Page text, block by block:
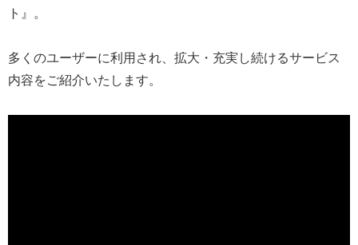
ト』。
多くのユーザーに利用され、拡大・充実し続けるサービス
内容をご紹介いたします。